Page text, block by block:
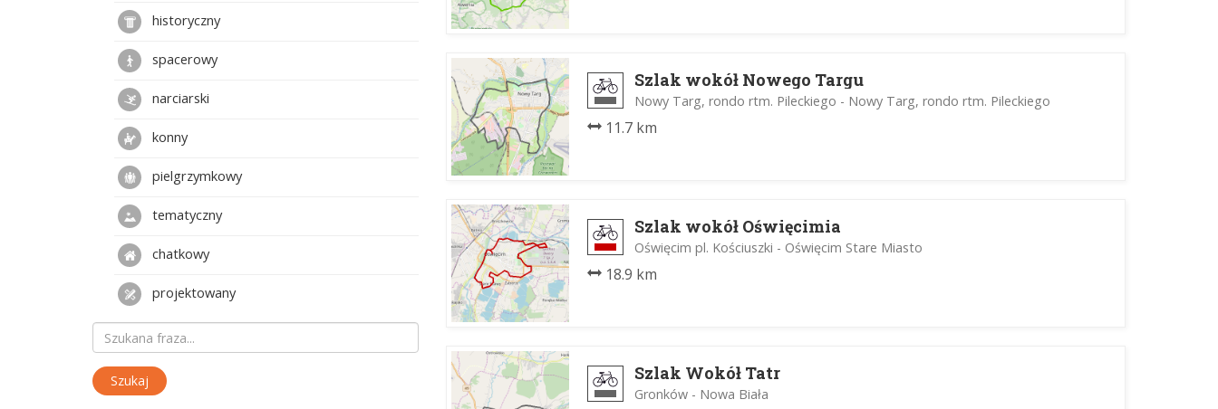
Szlak wokół Nowego Targu
Nowy Targ, rondo rtm. Pileckiego - Nowy Targ, rondo rtm. Pileckiego
11.7 km
Szlak wokół Oświęcimia
Oświęcim pl. Kościuszki - Oświęcim Stare Miasto
18.9 km
Szlak Wokół Tatr
Gronków - Nowa Biała
historyczny
spacerowy
narciarski
konny
pielgrzymkowy
tematyczny
chatkowy
projektowany